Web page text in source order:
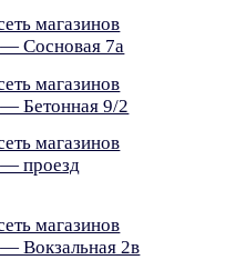
магазинов
— Сосновая 7а
магазинов
Бетонная 9/2
магазинов
— проезд
магазинов
Вокзальная 2в